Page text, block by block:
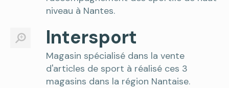
niveau à Nantes.
Intersport
Magasin spécialisé dans la vente
d'articles de sport à réalisé ces 3
magasins dans la région Nantaise.